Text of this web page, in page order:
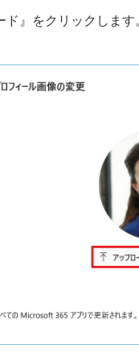
ド』をクリックします